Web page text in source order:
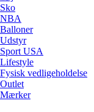
Sko
NBA
Balloner
Udstyr
Sport USA
Lifestyle
Fysisk vedligeholdelse
Outlet
Mærker